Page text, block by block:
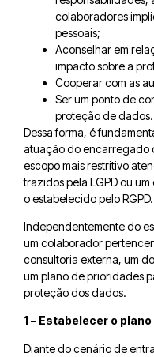
colaboradores
pessoais;
Aconselhar em
impacto sobre a
Cooperar com as
Ser um ponto de
proteção de dados.
Dessa forma, é
atuação do encarregado
escopo mais restritivo
trazidos pela LGPD ou
o estabelecido pelo RGPD.
Independentemente do
um colaborador
consultoria externa, um
um plano de prioridades
proteção dos dados.
1 – Estabelecer o
Diante do cenário de